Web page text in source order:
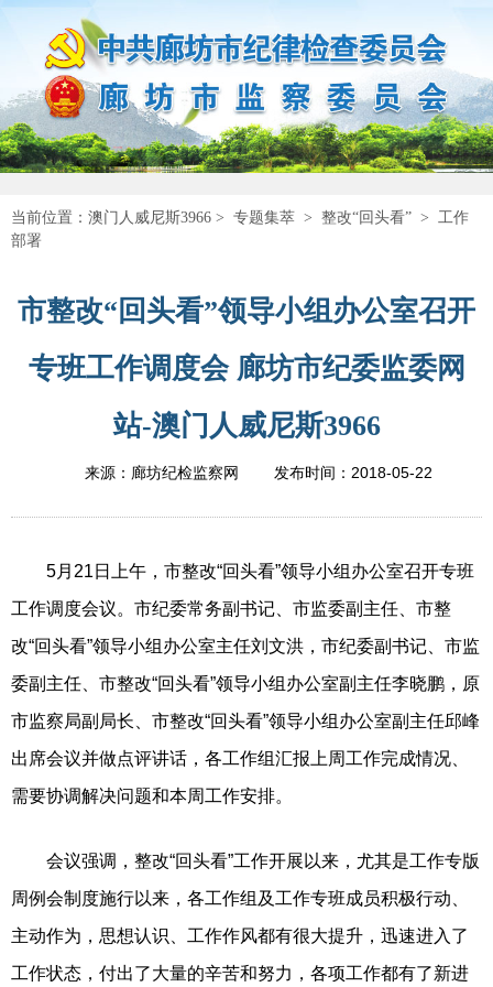
当前位置： 澳门人威尼斯3966 > 专题集萃 > 整改“回头看” > 工作
部署
市整改“回头看”领导小组办公室召开
专班工作调度会 廊坊市纪委监委网
站-澳门人威尼斯3966
来源：廊坊纪检监察网 发布时间： 2018-05-22
5月21日上午，市整改“回头看”领导小组办公室召开专班
工作调度会议。市纪委常务副书记、市监委副主任、市整
改“回头看”领导小组办公室主任刘文洪，市纪委副书记、市监
委副主任、市整改“回头看”领导小组办公室副主任李晓鹏，原
市监察局副局长、市整改“回头看”领导小组办公室副主任邱峰
出席会议并做点评讲话，各工作组汇报上周工作完成情况、
需要协调解决问题和本周工作安排。
会议强调，整改“回头看”工作开展以来，尤其是工作专版
周例会制度施行以来，各工作组及工作专班成员积极行动、
主动作为，思想认识、工作作风都有很大提升，迅速进入了
工作状态，付出了大量的辛苦和努力，各项工作都有了新进